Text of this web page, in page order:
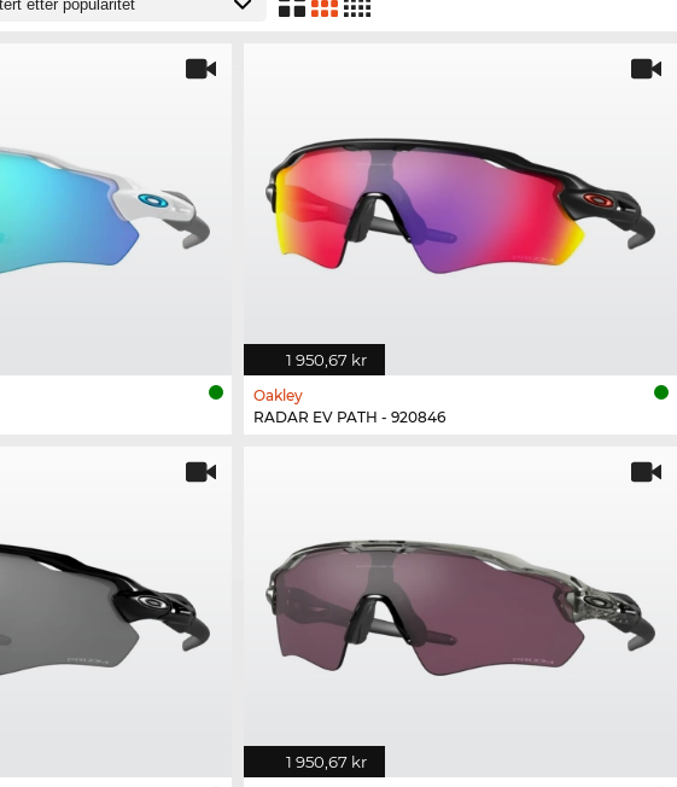
1 950,67 kr
Oakley
RADAR EV PATH - 920846
1 950,67 kr